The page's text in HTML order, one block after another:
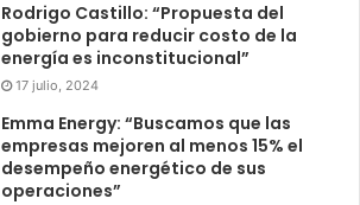
Rodrigo Castillo: “Propuesta del
gobierno para reducir costo de la
energía es inconstitucional”
17 julio, 2024
Emma Energy: “Buscamos que las
empresas mejoren al menos 15% el
desempeño energético de sus
operaciones”